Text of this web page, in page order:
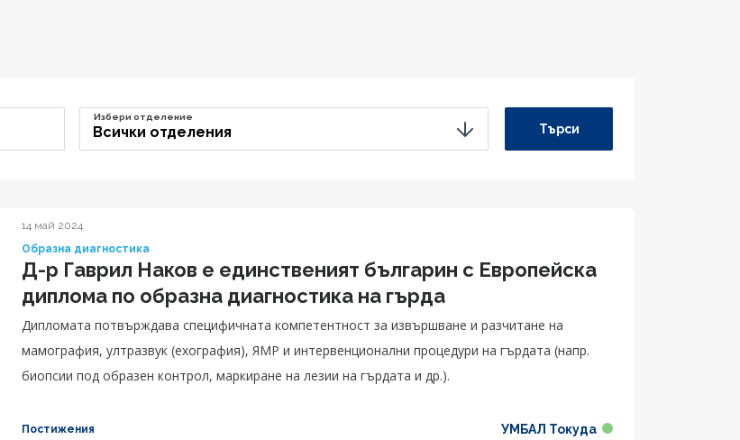
Всички отделения
Избери отделение
Търси
14 май 2024
Образна диагностика
Д-р Гаврил Наков е единственият българин с Европейска
диплома по образна диагностика на гърда
Дипломата потвърждава специфичната компетентност за извършване и разчитане на
мамография, ултразвук (ехография), ЯМР и интервенционални процедури на гърдата (напр.
биопсии под образен контрол, маркиране на лезии на гърдата и др.).
Постижения УМБАЛ Токуда